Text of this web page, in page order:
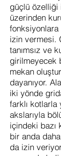
güçlü
üzerinden
izin vermesi.
tanımsız ve
girilmeyecek
mekan
dayanıyor.
iki yönde
farklı
akslarıyla
içindeki bazı
bir anda
da izin